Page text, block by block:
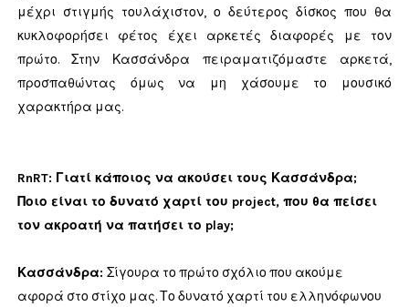
μέχρι στιγμής τουλάχιστον, ο δεύτερος δίσκος που θα
κυκλοφορήσει φέτος έχει αρκετές διαφορές με τον
πρώτο. Στην Κασσάνδρα πειραματιζόμαστε αρκετά,
προσπαθώντας όμως να μη χάσουμε το μουσικό
χαρακτήρα μας.
RnRT: Γιατί κάποιος να ακούσει τους Κασσάνδρα;
Ποιο είναι το δυνατό χαρτί του project, που θα πείσει
τον ακροατή να πατήσει το play;
Κασσάνδρα: Σίγουρα το πρώτο σχόλιο που ακούμε
αφορά στο στίχο μας. Το δυνατό χαρτί του ελληνόφωνου